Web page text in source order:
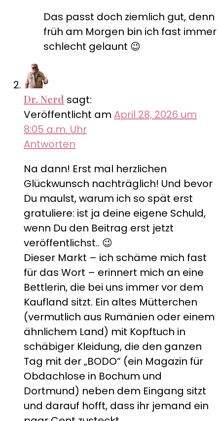
Das passt doch ziemlich gut, denn
früh am Morgen bin ich fast immer
schlecht gelaunt 😉
Dr. Nerd sagt:
Veröffentlicht am April 28, 2026 um
8:05 a.m. Uhr
Antworten
Na dann! Erst mal herzlichen
Glückwunsch nachträglich! Und bevor
Du maulst, warum ich so spät erst
gratuliere: ist ja deine eigene Schuld,
wenn Du den Beitrag erst jetzt
veröffentlichst.. 😉
Dieser Markt – ich schäme mich fast
für das Wort – erinnert mich an eine
Bettlerin, die bei uns immer vor dem
Kaufland sitzt. Ein altes Mütterchen
(vermutlich aus Rumänien oder einem
ähnlichem Land) mit Kopftuch in
schäbiger Kleidung, die den ganzen
Tag mit der „BODO“ (ein Magazin für
Obdachlose in Bochum und
Dortmund) neben dem Eingang sitzt
und darauf hofft, dass ihr jemand ein